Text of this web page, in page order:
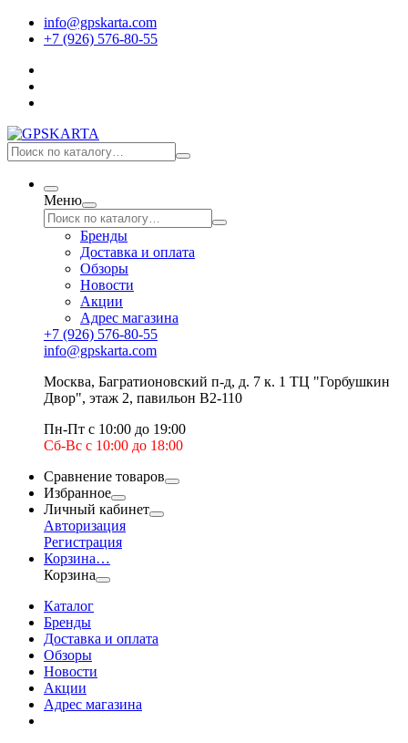
info@gpskarta.com
+7 (926) 576-80-55
Меню
Бренды
Доставка и оплата
Обзоры
Новости
Акции
Адрес магазина
+7 (926) 576-80-55
info@gpskarta.com
Москва, Багратионовский п-д, д. 7 к. 1 ТЦ "Горбушкин
Двор", этаж 2, павильон B2-110
Пн-Пт с 10:00 до 19:00
Сб-Вс с 10:00 до 18:00
Сравнение товаров
Избранное
Личный кабинет
Авторизация
Регистрация
Корзина…
Корзина
Каталог
Бренды
Доставка и оплата
Обзоры
Новости
Акции
Адрес магазина